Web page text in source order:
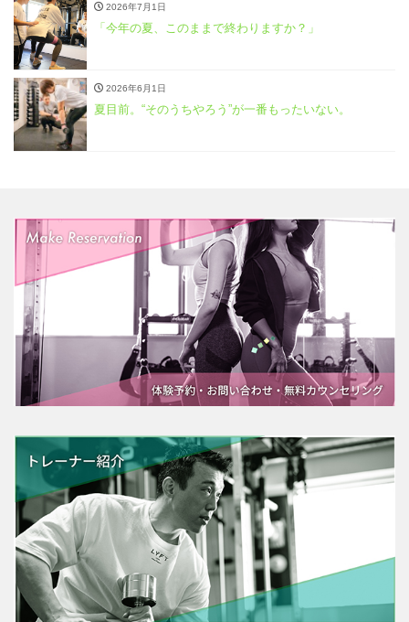
2026年7月1日
「今年の夏、このままで終わりますか？」
2026年6月1日
夏目前。“そのうちやろう”が一番もったいない。